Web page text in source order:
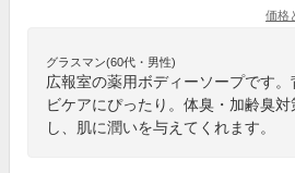
価格
グラスマン(60代・男性)
広報室の薬用ボディーソープです
ビケアにぴったり。体臭・加齢臭
し、肌に潤いを与えてくれます。